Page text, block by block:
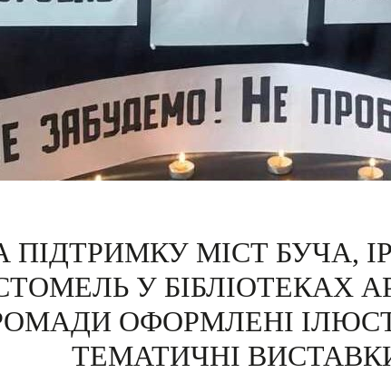
ПІДТРИМКУ МІСТ БУЧА,
У БІБЛІОТЕКАХ
ОФОРМЛЕНІ
ТЕМАТИЧНІ